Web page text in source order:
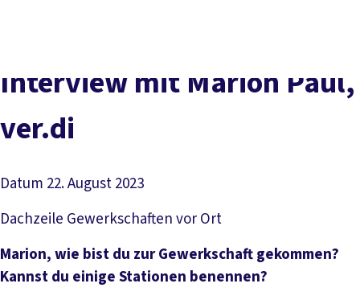
Politik vor Ort
Service
In­ter­view mit Ma­ri­on Paul,
ver­.­di
Datum 22. August 2023
Dachzeile Gewerkschaften vor Ort
Marion, wie bist du zur Gewerkschaft gekommen?
Kannst du einige Stationen benennen?